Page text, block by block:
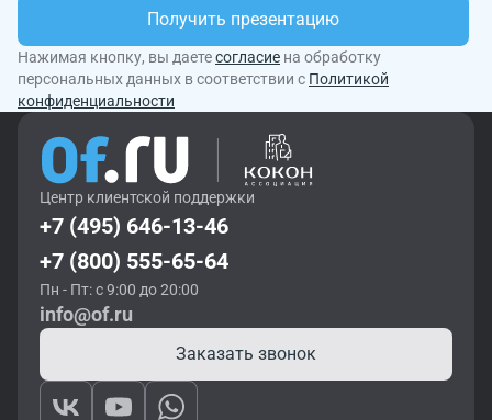
Получить презентацию
Нажимая кнопку, вы даетесогласие на обработку
персональных данных в соответствии с Политикой
конфиденциальности
Центр клиентской поддержки
+7 (495) 646-13-46
+7 (800) 555-65-64
Пн - Пт: с 9:00 до 20:00
info@of.ru
Заказать звонок